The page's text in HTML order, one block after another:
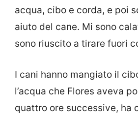
acqua, cibo e corda, e poi
aiuto del cane. Mi sono
sono riuscito a tirare fuori
I cani hanno mangiato il
l’acqua che Flores aveva
quattro ore successive, ha